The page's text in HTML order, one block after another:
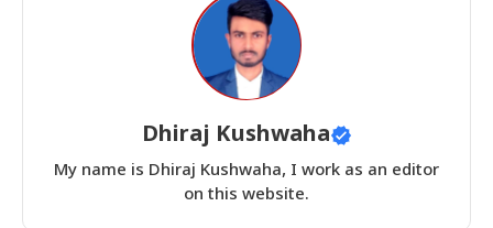
Dhiraj Kushwaha
My name is Dhiraj Kushwaha, I work as an editor
on this website.